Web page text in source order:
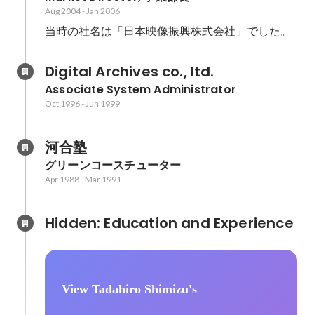
Aug 2004-Jan 2006
当時の社名は「日本映像振興株式会社」でした。
Digital Archives co., ltd.
Associate System Administrator
Oct 1996-Jun 1999
河合塾
グリーンコースチューター
Apr 1988- Mar 1991
View Tadahiro Shimizu's